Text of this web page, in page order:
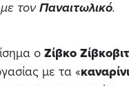
τονΠαναιτωλικό.
ο Ζίβκο
με τα «